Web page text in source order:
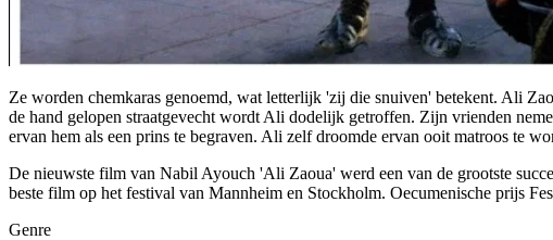
Ze worden chemkaras genoemd, wat letterlijk 'zij die snuiven' betekent. Ali
de hand gelopen straatgevecht wordt Ali dodelijk getroffen. Zijn vrienden
ervan hem als een prins te begraven. Ali zelf droomde ervan ooit matroos te
De nieuwste film van Nabil Ayouch 'Ali Zaoua' werd een van de grootste
beste film op het festival van Mannheim en Stockholm. Oecumenische prijs
Genre